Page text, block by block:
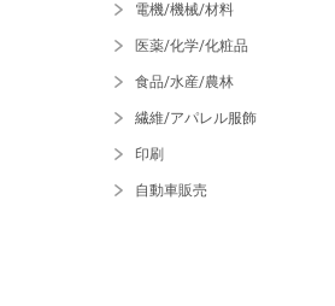
電機/機械/材料
医薬/化学/化粧品
食品/水産/農林
繊維/アパレル服飾
印刷
自動車販売